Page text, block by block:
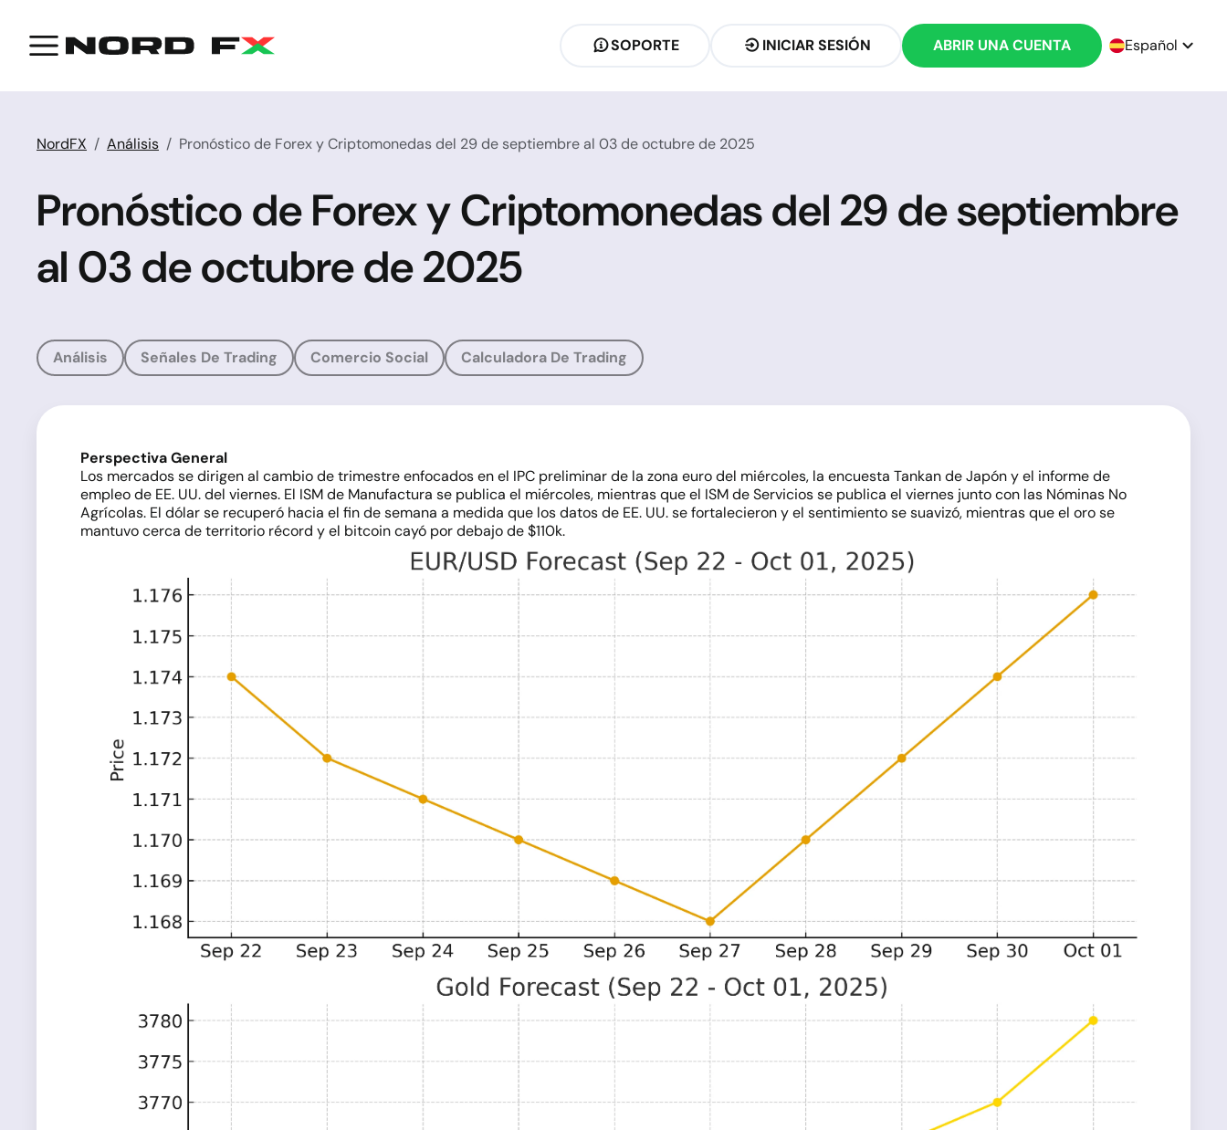
SOPORTE INICIAR SESIÓN ABRIR UNA CUENTA Español
NordFX Análisis Pronóstico de Forex y Criptomonedas del 29 de septiembre al 03 de octubre de 2025
Pronóstico de Forex y Criptomonedas del 29 de septiembre
al 03 de octubre de 2025
Análisis Señales De Trading Comercio Social Calculadora De Trading
Perspectiva General
Los mercados se dirigen al cambio de trimestre enfocados en el IPC preliminar de la zona euro del miércoles, la encuesta Tankan de Japón y el informe de
empleo de EE. UU. del viernes. El ISM de Manufactura se publica el miércoles, mientras que el ISM de Servicios se publica el viernes junto con las Nóminas No
Agrícolas. El dólar se recuperó hacia el fin de semana a medida que los datos de EE. UU. se fortalecieron y el sentimiento se suavizó, mientras que el oro se
mantuvo cerca de territorio récord y el bitcoin cayó por debajo de $110k.